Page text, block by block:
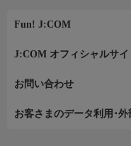
Fun! J:COM
J:COM オフィシャルサイ
お問い合わせ
お客さまのデータ利用･